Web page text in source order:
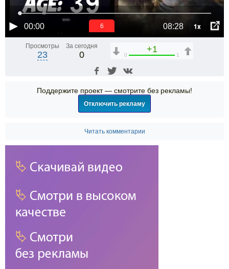
00:00 08:28 1x
6
Просмотры
23
За сегодня
0
+1
0 1
Поддержите проект — смотрите без рекламы!
Отключить рекламу
Читать комментарии